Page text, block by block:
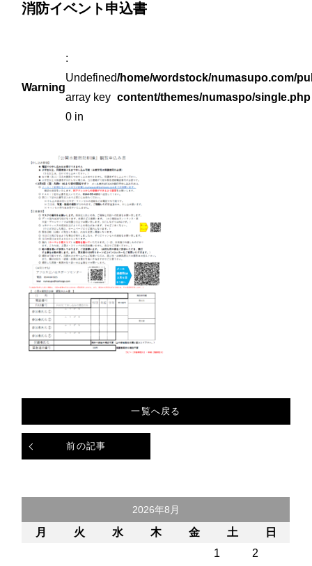
消防イベント申込書
Warning
:
Undefined
array key
0 in
/home/wordstock/numasupo.com/
content/themes/numaspo/single.php
前の記事
一覧へ戻る
2026年8月
月 火 水 木 金 土
日
1
2